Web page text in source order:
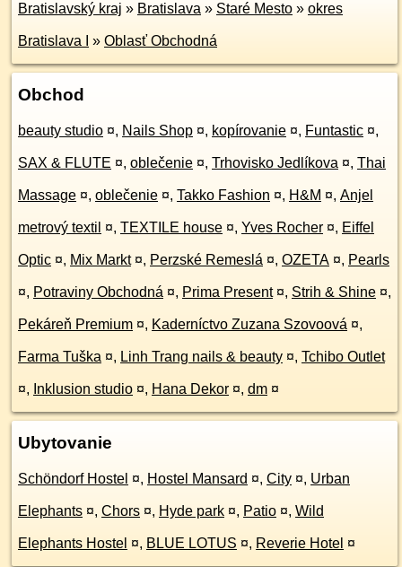
Bratislavský kraj » Bratislava » Staré Mesto » okres
Bratislava I » Oblasť Obchodná
Obchod
beauty studio ¤, Nails Shop ¤, kopírovanie ¤, Funtastic ¤,
SAX & FLUTE ¤, oblečenie ¤, Trhovisko Jedlíkova ¤, Thai
Massage ¤, oblečenie ¤, Takko Fashion ¤, H&M ¤, Anjel
metrový textil ¤, TEXTILE house ¤, Yves Rocher ¤, Eiffel
Optic ¤, Mix Markt ¤, Perzské Remeslá ¤, OZETA ¤, Pearls
¤, Potraviny Obchodná ¤, Prima Present ¤, Strih & Shine ¤,
Pekáreň Premium ¤, Kaderníctvo Zuzana Szovoová ¤,
Farma Tuška ¤, Linh Trang nails & beauty ¤, Tchibo Outlet
¤, Inklusion studio ¤, Hana Dekor ¤, dm ¤
Ubytovanie
Schöndorf Hostel ¤, Hostel Mansard ¤, City ¤, Urban
Elephants ¤, Chors ¤, Hyde park ¤, Patio ¤, Wild
Elephants Hostel ¤, BLUE LOTUS ¤, Reverie Hotel ¤